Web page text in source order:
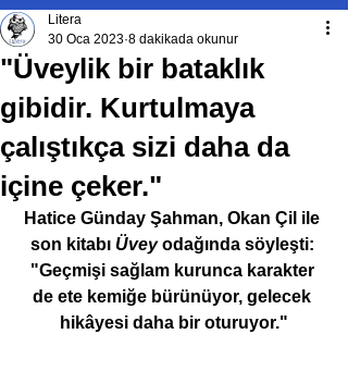
"Üveylik bir bataklık
gibidir. Kurtulmaya
çalıştıkça sizi daha da
içine çeker."
Litera
30 Oca 2023 8 dakikada okunur
Hatice Günday Şahman, Okan Çil ile
son kitabı Üvey odağında söyleşti:
"Geçmişi sağlam kurunca karakter
de ete kemiğe bürünüyor, gelecek
hikâyesi daha bir oturuyor."